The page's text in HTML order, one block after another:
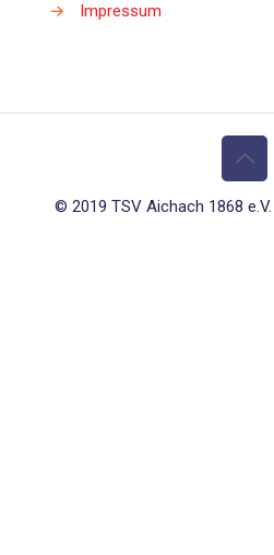
→
Impressum
© 2019 TSV Aichach 1868